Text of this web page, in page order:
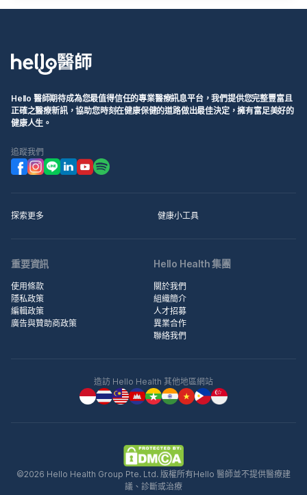
Hello 醫師期待成為您最值得信任的專業醫療訊息平台，我們提供您完整豐富且
正確之醫療新訊，協助您時刻在健康保健的道路做出最佳決定，擁有富足美好的
健康人生。
追蹤我們
探索更多 健康小工具
重要資訊
使用條款
隱私政策
編輯政策
廣告與贊助商政策
Hello Health 集團
關於我們
組織簡介
人才招募
異業合作
聯絡我們
造訪 Hello Health 其他地區網站
©2026 Hello Health Group Pte. Ltd. 版權所有Hello 醫師並不提供醫療建
議、診斷或治療